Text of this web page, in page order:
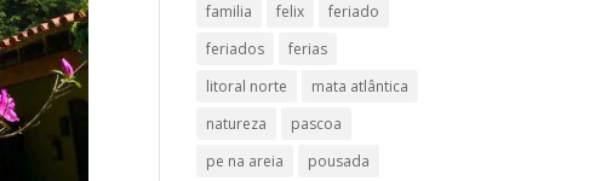
familia
felix
feriado
feriados
ferias
litoral norte
mata atlântica
natureza
pascoa
pe na areia
pousada